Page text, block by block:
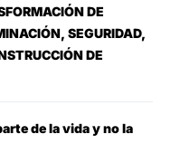
DE
SEGURIDAD,
DE
de la vida y no la